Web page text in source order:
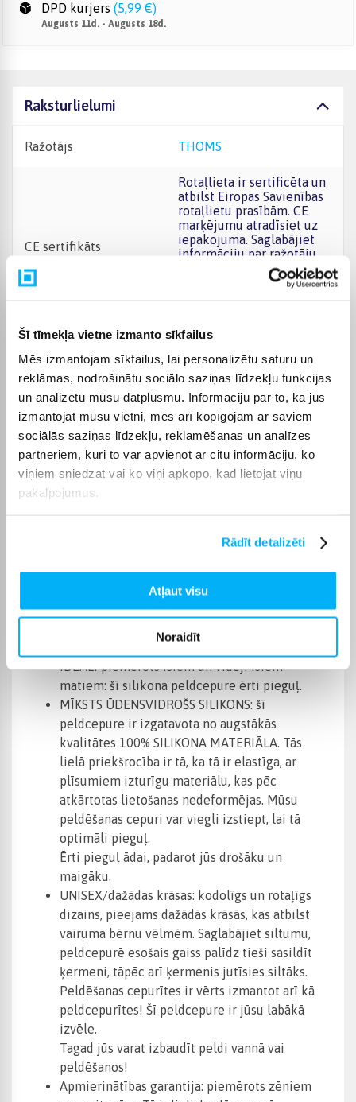
Šī tīmekļa vietne izmanto sīkfailus
Mēs izmantojam sīkfailus, lai personalizētu saturu un
reklāmas, nodrošinātu sociālo saziņas līdzekļu funkcijas
un analizētu mūsu datplūsmu. Informāciju par to, kā jūs
izmantojat mūsu vietni, mēs arī kopīgojam ar saviem
sociālās saziņas līdzekļu, reklamēšanas un analīzes
partneriem, kuri to var apvienot ar citu informāciju, ko
viņiem sniedzat vai ko viņi apkopo, kad lietojat viņu
pakalpojumus.
Rādīt detalizēti
Atļaut visu
Noraidīt
DPD kurjers (5,99 €)
Augusts 11d. - Augusts 18d.
Raksturlielumi
Ražotājs THOMS
CE sertifikāts
Rotaļlieta ir sertificēta un
atbilst Eiropas Savienības
rotaļlietu prasībām. CE
marķējumu atradīsiet uz
iepakojuma. Saglabājiet
informāciju par ražotāju
turpmākām atsauksmēm.
Produkta kategorija
Preces apraksts
THOMS FishSilikona peldcepure ir ērta peldcepure,
kas ir ideāli piemērota īsiem un vidēji gariem
matiem un paredzēta bērniem un jauniešiem.
THOMS Fish
Neslīdošs dizains un viegla
uzvilkšana/novilkšana.
Profesionālas kvalitātes materiāls ikvienam
IDEĀLI piemērots īsiem un vidēji īsiem
matiem: šī silikona peldcepure ērti pieguļ.
MĪKSTS ŪDENSVIDROŠS SILIKONS: šī
peldcepure ir izgatavota no augstākās
kvalitātes 100% SILIKONA MATERIĀLA. Tās
lielā priekšrocība ir tā, ka tā ir elastīga, ar
plīsumiem izturīgu materiālu, kas pēc
atkārtotas lietošanas nedeformējas. Mūsu
peldēšanas cepuri var viegli izstiept, lai tā
optimāli pieguļ.
Ērti pieguļ ādai, padarot jūs drošāku un
maigāku.
UNISEX/dažādas krāsas: kodolīgs un rotaļīgs
dizains, pieejams dažādās krāsās, kas atbilst
vairuma bērnu vēlmēm. Saglabājiet siltumu,
peldcepurē esošais gaiss palīdz tieši sasildīt
ķermeni, tāpēc arī ķermenis jutīsies siltāks.
Peldēšanas cepurītes ir vērts izmantot arī kā
peldcepurītes! Šī peldcepure ir jūsu labākā
izvēle.
Tagad jūs varat izbaudīt peldi vannā vai
peldēšanos!
Apmierinātības garantija: piemērots zēniem